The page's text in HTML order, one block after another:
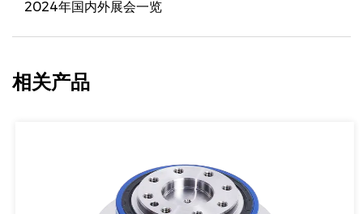
2024年国内外展会一览
相关产品